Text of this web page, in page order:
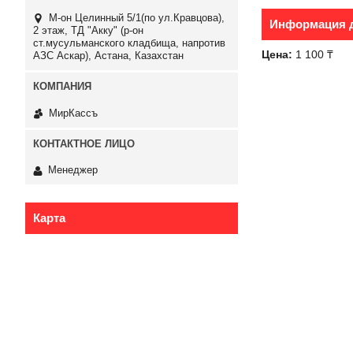
Информация
Цена: 1 100 ₸
М-он Целинный 5/1(по ул.Кравцова),
2 этаж, ТД "Акку" (р-он
ст.мусульманского кладбища, напротив
АЗС Аскар), Астана, Казахстан
МирКассъ
Менеджер
Карта